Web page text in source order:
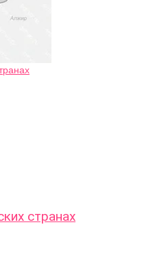
странах